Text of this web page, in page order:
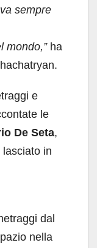
sempre
mondo,” ha
e
le
De Seta,
in
dal
nella